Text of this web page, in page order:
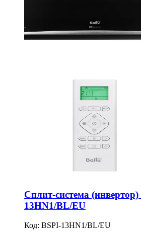
Сплит-система
13HN1/BL/EU
Код: BSPI-13HN1/BL/EU